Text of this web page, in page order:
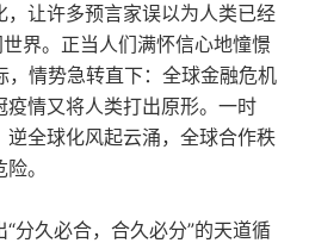
，让许多预言家误以为人类已经
界。正当人们满怀信心地憧憬
，情势急转直下：全球金融危机
情又将人类打出原形。一时
逆全球化风起云涌，全球合作秩
。
分久必合，合久必分”的天道循